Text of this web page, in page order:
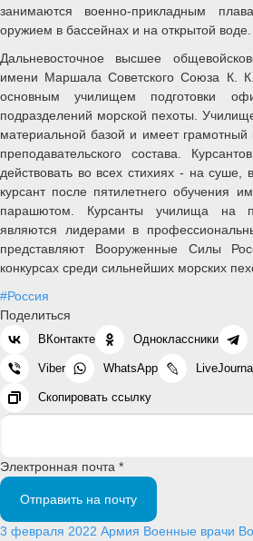
занимаются военно-прикладным
оружием в бассейнах и на открытой воде.
Дальневосточное высшее
имени Маршала Советского Союза К. К.
основным училищем подготовки
подразделений морской пехоты.
материальной базой и имеет грамотный
преподавательского состава.
действовать во всех стихиях - на суше,
курсант после пятилетнего обучения
парашютом. Курсанты училища на
являются лидерами в
представляют Вооруженные Силы
конкурсах среди сильнейших морских
#Россия
Поделиться
ВКонтакте Одноклассники
Viber WhatsApp
Скопировать ссылку
Электронная почта *
Отправить на почту
3 февраля 2022 Армия Военные врачи